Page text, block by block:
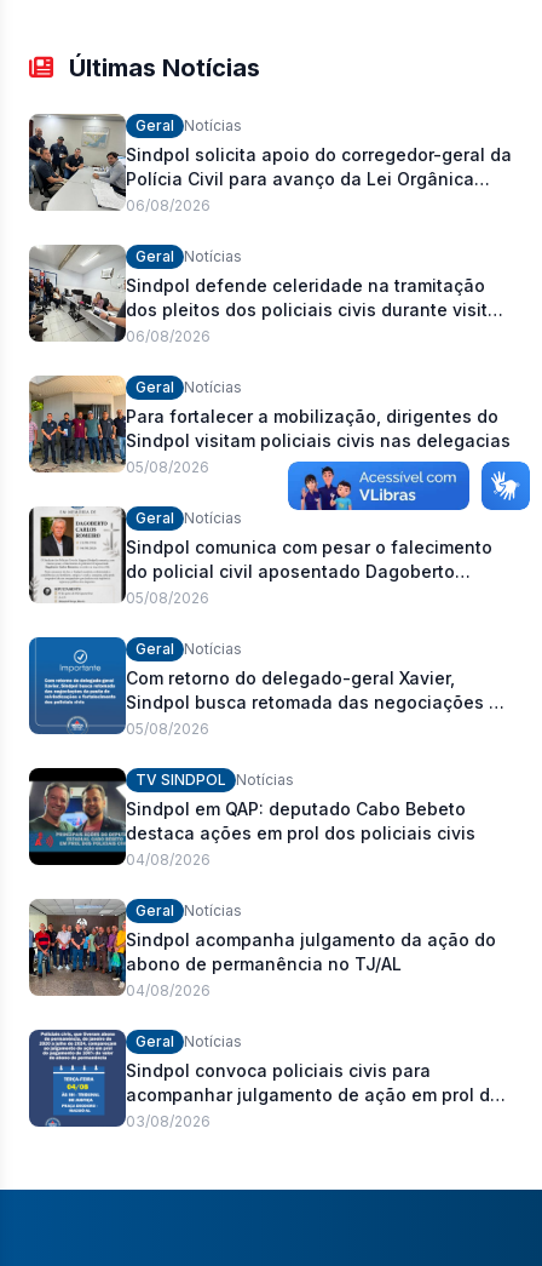
Últimas Notícias
Geral Notícias
Sindpol solicita apoio do corregedor-geral da
Polícia Civil para avanço da Lei Orgânica
Estadual
06/08/2026
Geral Notícias
Sindpol defende celeridade na tramitação
dos pleitos dos policiais civis durante visita
às delegacias
06/08/2026
Geral Notícias
Para fortalecer a mobilização, dirigentes do
Sindpol visitam policiais civis nas delegacias
05/08/2026
Geral Notícias
Sindpol comunica com pesar o falecimento
do policial civil aposentado Dagoberto
Carlos Romeiro
05/08/2026
Geral Notícias
Com retorno do delegado-geral Xavier,
Sindpol busca retomada das negociações da
pauta de reivindicações e fortalecimento dos
05/08/2026
TV SINDPOL Notícias
Sindpol em QAP: deputado Cabo Bebeto
destaca ações em prol dos policiais civis
04/08/2026
Geral Notícias
Sindpol acompanha julgamento da ação do
abono de permanência no TJ/AL
04/08/2026
Geral Notícias
Sindpol convoca policiais civis para
acompanhar julgamento de ação em prol do
pagamento de 100% do abono de
03/08/2026